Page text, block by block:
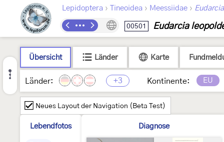
Lepidoptera › Tineoidea › Meessiidae › Eudarcia
00501 Eudarcia
Übersicht Länder Karte
Länder: +3 Kontinente: EU
Neues Layout der Navigation (Beta Test)
Lebendfotos Diagnose